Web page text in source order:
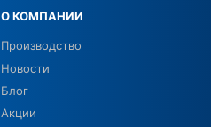
О КОМПАНИИ
Производство
Новости
Блог
Акции